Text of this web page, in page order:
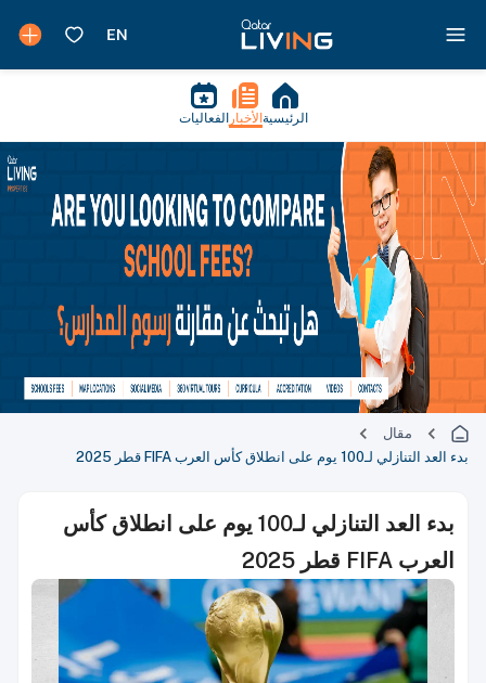
الرئيسية الأخبار الفعاليات
مقال
بدء العد التنازلي لـ100 يوم على انطلاق كأس العرب FIFA قطر 2025
بدء العد التنازلي لـ100 يوم على انطلاق كأس
العرب FIFA قطر 2025